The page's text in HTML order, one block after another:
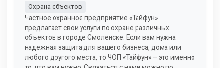
Охрана объектов
Частное охранное предприятие «Тайфун»
предлагает свои услуги по охране различных
объектов в городе Смоленске. Если вам нужна
надежная защита для вашего бизнеса, дома или
любого другого места, то ЧОП «Тайфун» – это именно